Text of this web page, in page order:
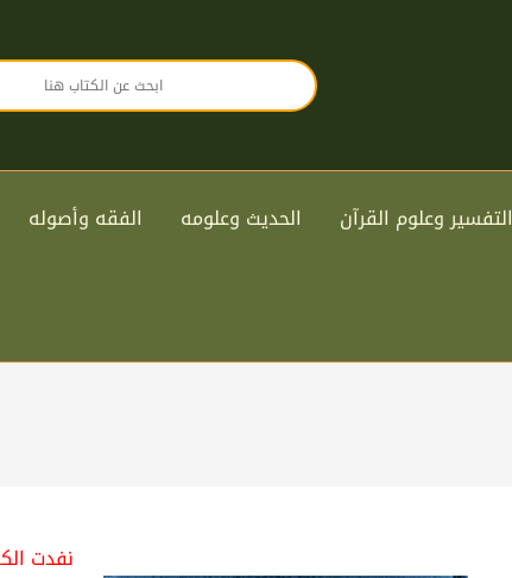
التفسير وعلوم القرآن الحديث وعلومه الفقه وأصوله
نفدت